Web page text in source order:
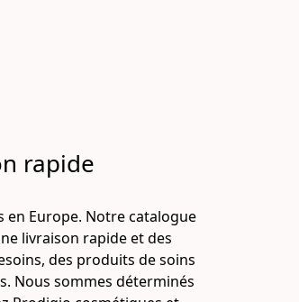
rapide
Europe. Notre catalogue
livraison rapide et des
des produits de soins
Nous sommes déterminés